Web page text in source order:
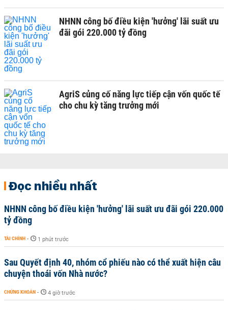
NHNN công bố điều kiện 'hưởng' lãi suất ưu
đãi gói 220.000 tỷ đồng
AgriS củng cố năng lực tiếp cận vốn quốc tế
cho chu kỳ tăng trưởng mới
Đọc nhiều nhất
NHNN công bố điều kiện 'hưởng' lãi suất ưu đãi gói 220.000
tỷ đồng
TÀI CHÍNH - 1 phút trước
Sau Quyết định 40, nhóm cổ phiếu nào có thể xuất hiện câu
chuyện thoái vốn Nhà nước?
CHỨNG KHOÁN - 4 giờ trước